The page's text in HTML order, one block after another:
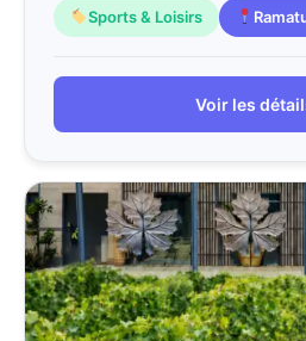
Sports & Loisirs
Voir les